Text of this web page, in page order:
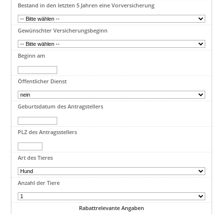
Bestand in den letzten 5 Jahren eine Vorversicherung
Gewünschter Versicherungsbeginn
Beginn am
Öffentlicher Dienst
Geburtsdatum des Antragstellers
PLZ des Antragsstellers
Art des Tieres
Anzahl der Tiere
Rabattrelevante Angaben